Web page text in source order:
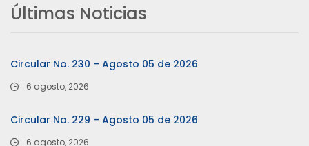
Últimas Noticias
Circular No. 230 – Agosto 05 de 2026
6 agosto, 2026
Circular No. 229 – Agosto 05 de 2026
6 agosto, 2026